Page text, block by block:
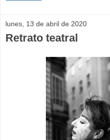
lunes, 13 de abril de 2020
Retrato teatral